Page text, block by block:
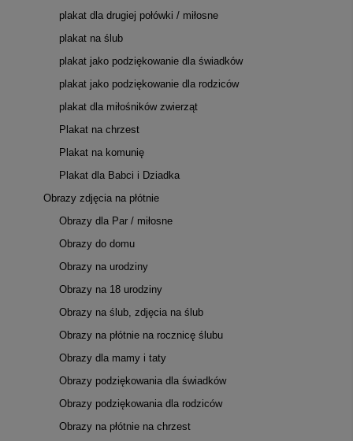
plakat dla drugiej połówki / miłosne
plakat na ślub
plakat jako podziękowanie dla świadków
plakat jako podziękowanie dla rodziców
plakat dla miłośników zwierząt
Plakat na chrzest
Plakat na komunię
Plakat dla Babci i Dziadka
Obrazy zdjęcia na płótnie
Obrazy dla Par / miłosne
Obrazy do domu
Obrazy na urodziny
Obrazy na 18 urodziny
Obrazy na ślub, zdjęcia na ślub
Obrazy na płótnie na rocznicę ślubu
Obrazy dla mamy i taty
Obrazy podziękowania dla świadków
Obrazy podziękowania dla rodziców
Obrazy na płótnie na chrzest